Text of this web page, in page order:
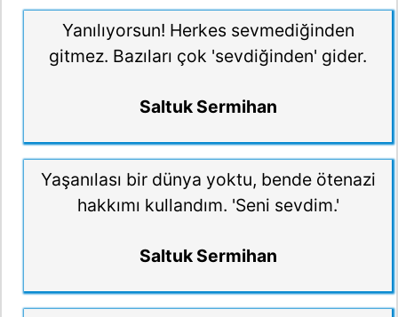
Yanılıyorsun! Herkes sevmediğinden
gitmez. Bazıları çok 'sevdiğinden' gider.
Saltuk Sermihan
Yaşanılası bir dünya yoktu, bende ötenazi
hakkımı kullandım. 'Seni sevdim.'
Saltuk Sermihan